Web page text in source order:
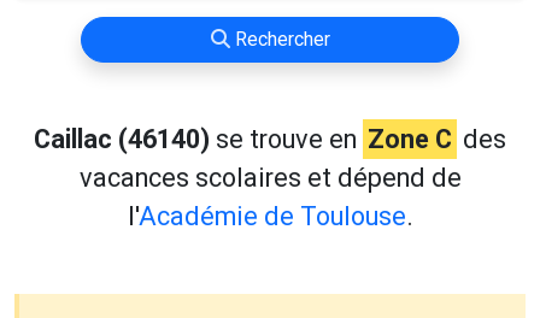
Rechercher
Caillac (46140) se trouve en Zone C des
vacances scolaires et dépend de
l'Académie de Toulouse.